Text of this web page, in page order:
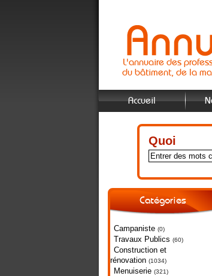
L'annuaire des
du bâtiment, de la
Accueil
Quoi
Catégories
Campaniste (0)
Travaux Publics (60)
Construction et
rénovation (1034)
Menuiserie (321)